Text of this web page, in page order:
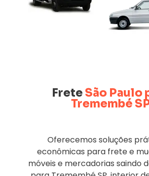
Frete São Paulo
Tremembé
Oferecemos soluções
econômicas para frete e
móveis e mercadorias saindo